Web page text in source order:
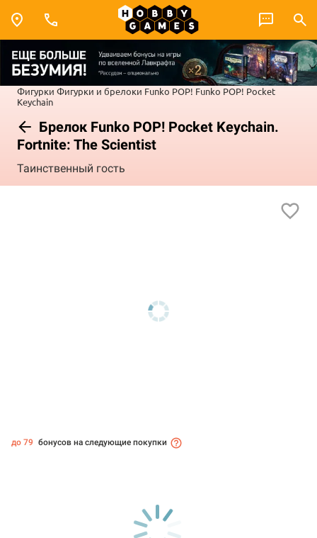
Фигурки Фигурки и брелоки Funko POP! Funko POP! Pocket
Keychain
Брелок Funko POP! Pocket Keychain.
Fortnite: The Scientist
Таинственный гость
до 79 бонусов на следующие покупки